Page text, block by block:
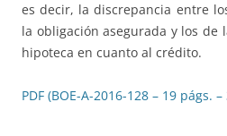
es decir, la discrepancia entre
la obligación asegurada y los de
hipoteca en cuanto al crédito.
PDF (BOE-A-2016-128 – 19 págs. –